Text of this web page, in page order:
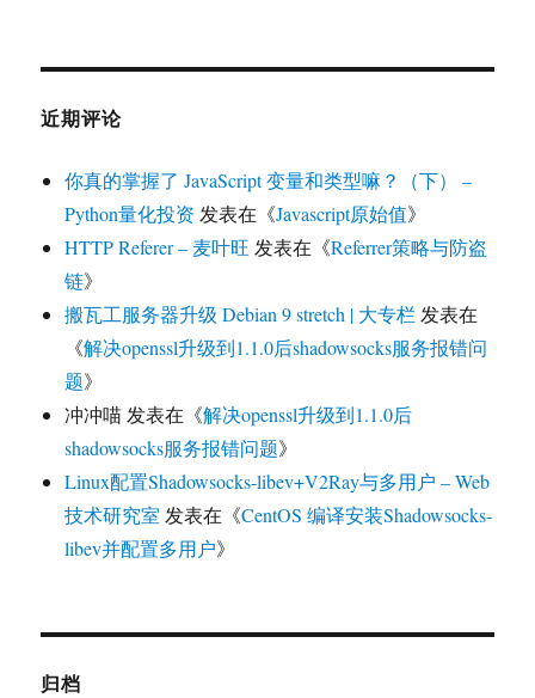
近期评论
你真的掌握了 JavaScript 变量和类型嘛？（下） –
Python量化投资 发表在《Javascript原始值》
HTTP Referer – 麦叶旺 发表在《Referrer策略与防盗
链》
搬瓦工服务器升级 Debian 9 stretch | 大专栏 发表在
《解决openssl升级到1.1.0后shadowsocks服务报错问
题》
冲冲喵 发表在《解决openssl升级到1.1.0后
shadowsocks服务报错问题》
Linux配置Shadowsocks-libev+V2Ray与多用户 – Web
技术研究室 发表在《CentOS 编译安装Shadowsocks-
libev并配置多用户》
归档